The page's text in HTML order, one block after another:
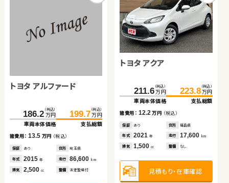
トヨタ アルファード
186.2 （税込）
万円
車両本体価格
199.7 （税込）
万円
支払総額
諸費用：13.5 万円 （税込）
保証 あり 住所 埼玉県
年式 2015 年 走行 86,600 km
排気 2,500 cc 整備 法定整備付
トヨタ アクア
211.6 （税込）
万円
車両本体価格
223.8 （税込）
万円
支払総額
諸費用： 12.2万円 （税込）
保証 あり 住所 福島県
年式 2021年 走行 17,600 km
排気 1,500cc 整備 なし
見積もり・在庫確認
ダイハツ ムーヴ キャンバ
121.3 （税込）
万円
車両本体価格
128.0 （税込）
万円
支払総額
諸費用：6.7万円（税込）
保証 なし 住所 長野県
年式 2017 年 走行 23,900 km
排気 660cc 整備 法定整備付
スズキ ワゴンＲ スティン
58.3 （税込）
万円
車両本体価格
68.8 （税込）
万円
支払総額
諸費用： 10.5万円 （税込）
保証 あり 住所 宮城県
年式 2015年 走行 27,100 km
排気 660cc 整備 法定整備付
見積もり・在庫確認
202.3 （税込）
万円
212.4
諸費用：10.1万円（税込）
あり 茨城県
年式 2020年 走行
排気 2,000 整備 なし
見積もり・在庫確認
ホンダ Ｎ ＢＯＸ
170.8 （税込）
万円
車両本体価格
179.4 （税込）
万円
支払総額
諸費用： 8.6万円（税込）
保証 なし 住所 群馬県
年式 2026年 走行 100km
排気 660cc 整備 なし
見積もり・在庫確認
457.2 （税込）
万円
467.5
諸費用：10.3万円（税込）
なし 福島県
年式 2024年 走行
排気 1,800 整備 なし
見積もり・在庫確認
ホンダ フリード
212.3 （税込）
万円
車両本体価格
221.9 （税込）
万円
支払総額
諸費用： 9.6万円（税込）
保証 あり 住所 茨城県
年式 2021年 走行 27,600 km
排気 1,500cc 整備 なし
見積もり・在庫確認